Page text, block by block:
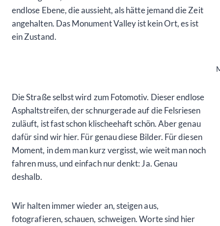
endlose Ebene, die aussieht, als hätte jemand die Zeit
angehalten. Das Monument Valley ist kein Ort, es ist
ein Zustand.
Die Straße selbst wird zum Fotomotiv. Dieser endlose
Asphaltstreifen, der schnurgerade auf die Felsriesen
zuläuft, ist fast schon klischeehaft schön. Aber genau
dafür sind wir hier. Für genau diese Bilder. Für diesen
Moment, in dem man kurz vergisst, wie weit man noch
fahren muss, und einfach nur denkt: Ja. Genau
deshalb.
Wir halten immer wieder an, steigen aus,
fotografieren, schauen, schweigen. Worte sind hier